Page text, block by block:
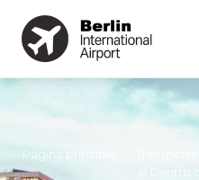
Página principal
al Centro